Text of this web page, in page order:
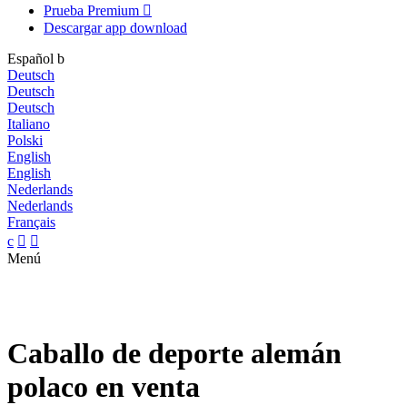
Prueba Premium 
Descargar app download
Español b
Deutsch
Deutsch
Deutsch
Italiano
Polski
English
English
Nederlands
Nederlands
Français
c  
Menú
Caballo de deporte alemán
polaco en venta